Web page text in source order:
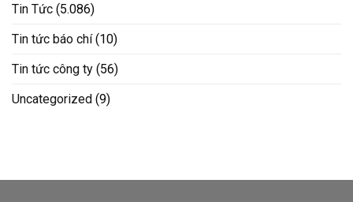
Tin Tức (5.086)
Tin tức báo chí(10)
Tin tức công ty (56)
Uncategorized (9)